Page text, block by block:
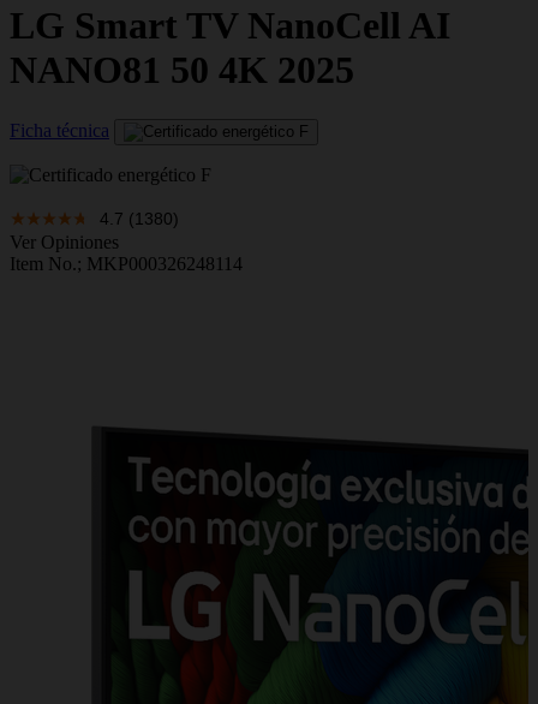
LG Smart TV NanoCell AI
NANO81 50 4K 2025
Ficha técnica
4.7 (1380)
Ver Opiniones
Item No.; MKP000326248114